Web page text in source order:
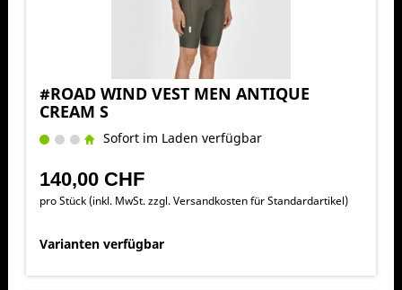
#ROAD WIND VEST MEN ANTIQUE
CREAM S
Sofort im Laden verfügbar
140,00 CHF
pro Stück (inkl. MwSt. zzgl.Versandkosten für Standardartikel)
Varianten verfügbar